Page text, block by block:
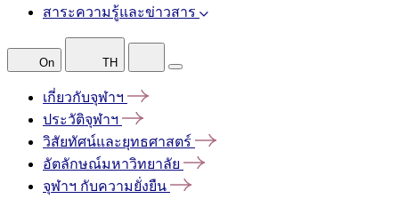
สาระความรู้และข่าวสาร
On TH
เกี่ยวกับจุฬาฯ
ประวัติจุฬาฯ
วิสัยทัศน์และยุทธศาสตร์
อัตลักษณ์มหาวิทยาลัย
จุฬาฯ กับความยั่งยืน